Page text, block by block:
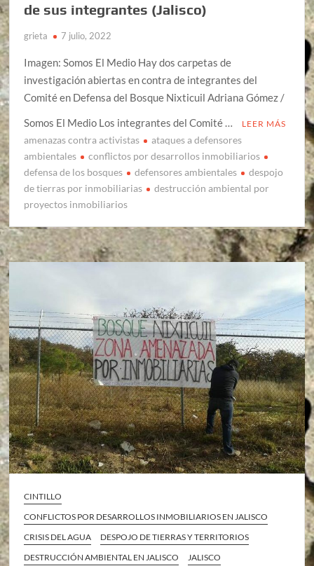
de sus integrantes (Jalisco)
grieta 7 julio, 2022
Imagen: Somos El Medio Hay dos carpetas de
investigación abiertas en contra de integrantes del
Comité en Defensa del Bosque Nixticuil Adriana Gómez /
Somos El Medio Los integrantes del Comité …
LEER MÁS
amenazas contra activistas
ataques a defensores
ambientales
conflictos por desarrollos inmobiliarios
defensa de los bosques
defensores ambientales
despojo
de tierras por inmobiliarias
destrucción ambiental por
proyectos inmobiliarios
CINTILLO
CONFLICTOS POR DESARROLLOS INMOBILIARIOS EN JALISCO
CRISIS DEL AGUA
DESPOJO DE TIERRAS Y TERRITORIOS
DESTRUCCIÓN AMBIENTAL EN JALISCO
JALISCO